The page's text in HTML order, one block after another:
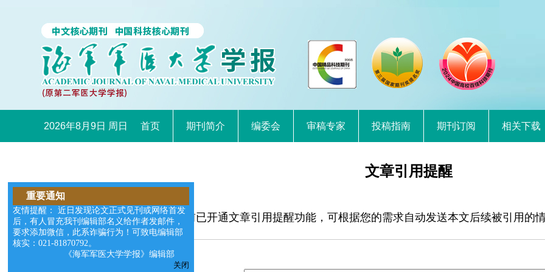
2026年8月9日 周日 首页 期刊简介 编委会 审稿专家 投稿指南 期刊订阅 相关下载
文章引用提醒
本网站目前已开通文章引用提醒功能，可根据您的需求自动发送本文后续被引用的
以退订。
重要通知
友情提醒： 近日发现论文正式见刊或网络首发
后，有人冒充我刊编辑部名义给作者发邮件，
要求添加微信，此系诈骗行为！可致电编辑部
核实：021-81870792。
《海军军医大学学报》编辑部
关闭